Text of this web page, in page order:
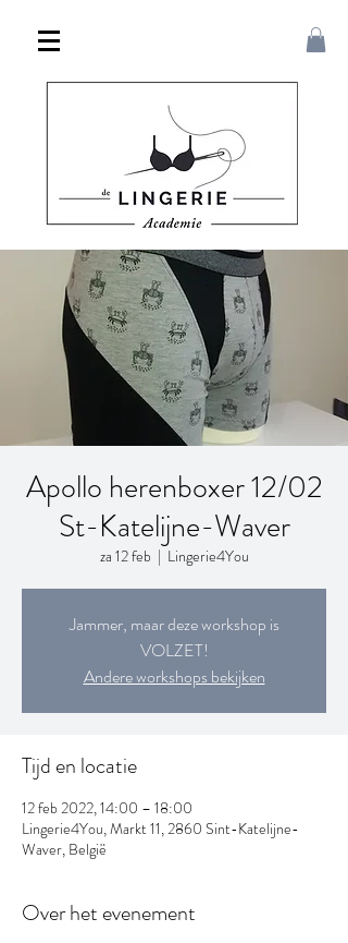
Apollo herenboxer 12/02
St-Katelijne-Waver
za 12 feb
  |
Lingerie4You
Jammer, maar deze workshop is
VOLZET!
Andere workshops bekijken
Tijd en locatie
12 feb 2022, 14:00 – 18:00
Lingerie4You, Markt 11, 2860 Sint-Katelijne-
Waver, België
Over het evenement